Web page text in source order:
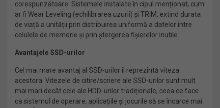
corespunzătoare. Sistemele instalate în cipul menționat, cum
ar fi Wear Leveling (echilibrarea uzurii) și TRIM, extind durata
de viață a unității prin distribuirea uniformă a datelor între
celulele de memorie și prin ștergerea fișierelor inutile.
Avantajele SSD-urilor
Cel mai mare avantaj al SSD-urilor îl reprezintă viteza
acestora. Vitezele de citire/scriere ale SSD-urilor sunt mult
mai mari decât cele ale HDD-urilor tradiționale, ceea ce face
ca sistemul de operare, aplicațiile și jocurile să se încarce mai